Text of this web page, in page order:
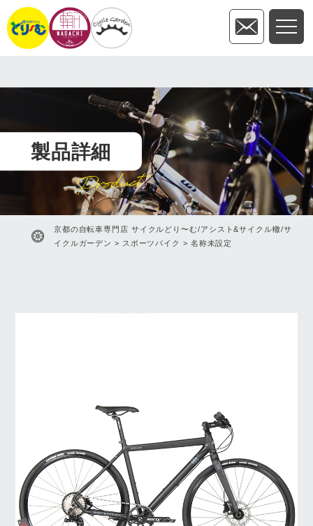
製品詳細
Product
京都の自転車専門店 サイクルどり〜む/アシスト&サイクル轍/サ
イクルガーデン > スポーツバイク > 名称未設定